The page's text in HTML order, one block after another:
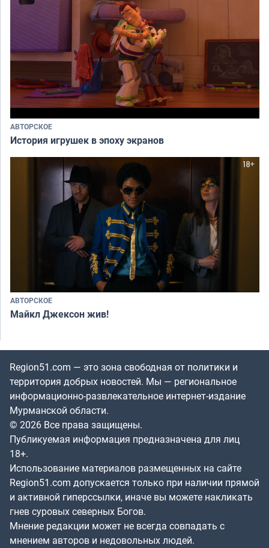
АВТОРСКОЕ
История игрушек в эпоху экранов
АВТОРСКОЕ
Майкл Джексон жив!
Region51.com — это зона свободная от политики и
территория добрых новостей. Мы — региональное
информационно-развлекательное интернет-издание
Мурманской области.
© 2026 Все права защищены.
Публикуемая информация предназначена для лиц
18+.
Использование материалов размещенных на сайте
Region51.com допускается только при наличии прямой
и активной гиперссылки, иначе вы можете накликать
гнев суровых северных Богов.
Мнение редакции может не всегда совпадать с
мнением авторов и недовольных людей.